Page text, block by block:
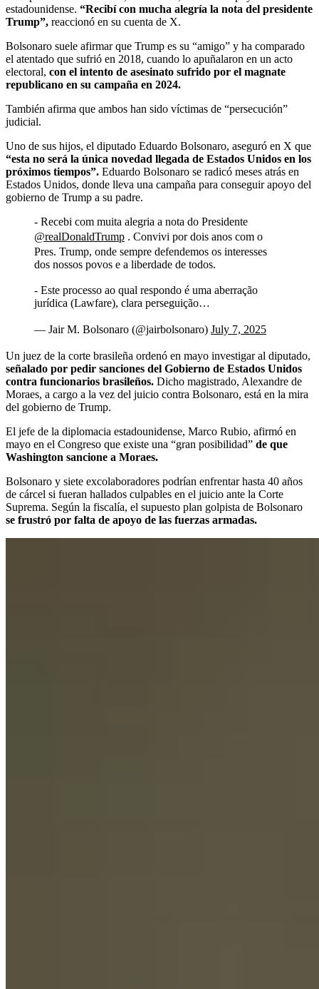
estadounidense. “Recibí con mucha alegría la nota del presidente
Trump”, reaccionó en su cuenta de X.
Bolsonaro suele afirmar que Trump es su “amigo” y ha comparado
el atentado que sufrió en 2018, cuando lo apuñalaron en un acto
electoral, con el intento de asesinato sufrido por el magnate
republicano en su campaña en 2024.
También afirma que ambos han sido víctimas de “persecución”
judicial.
Uno de sus hijos, el diputado Eduardo Bolsonaro, aseguró en X que
“esta no será la única novedad llegada de Estados Unidos en los
próximos tiempos”. Eduardo Bolsonaro se radicó meses atrás en
Estados Unidos, donde lleva una campaña para conseguir apoyo del
gobierno de Trump a su padre.
- Recebi com muita alegria a nota do Presidente
@realDonaldTrump . Convivi por dois anos com o
Pres. Trump, onde sempre defendemos os interesses
dos nossos povos e a liberdade de todos.
- Este processo ao qual respondo é uma aberração
jurídica (Lawfare), clara perseguição…
— Jair M. Bolsonaro (@jairbolsonaro) July 7, 2025
Un juez de la corte brasileña ordenó en mayo investigar al diputado,
señalado por pedir sanciones del Gobierno de Estados Unidos
contra funcionarios brasileños. Dicho magistrado, Alexandre de
Moraes, a cargo a la vez del juicio contra Bolsonaro, está en la mira
del gobierno de Trump.
El jefe de la diplomacia estadounidense, Marco Rubio, afirmó en
mayo en el Congreso que existe una “gran posibilidad” de que
Washington sancione a Moraes.
Bolsonaro y siete excolaboradores podrían enfrentar hasta 40 años
de cárcel si fueran hallados culpables en el juicio ante la Corte
Suprema. Según la fiscalía, el supuesto plan golpista de Bolsonaro
se frustró por falta de apoyo de las fuerzas armadas.